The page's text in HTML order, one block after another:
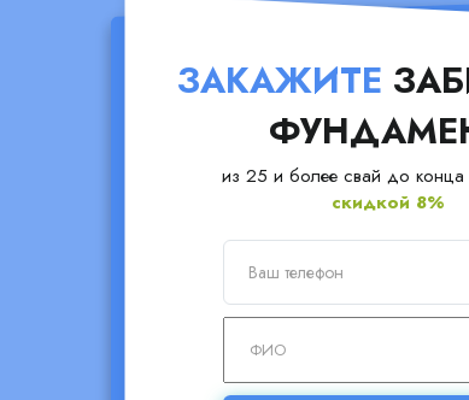
ЗАКАЖИТЕ
из 25 и более свай до
скидкой 8%